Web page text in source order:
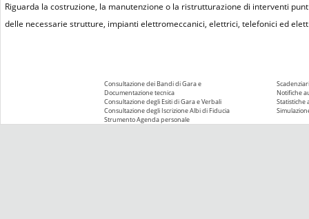
Riguarda la costruzione, la manutenzione o la ristrutturazione di interventi
delle necessarie strutture, impianti elettromeccanici, elettrici, telefonici ed
Consultazione dei Bandi di Gara e
Documentazione tecnica
Consultazione degli Esiti di Gara e Verbali
Consultazione degli Iscrizione Albi di Fiducia
Strumento Agenda personale
Notifiche
Statistiche